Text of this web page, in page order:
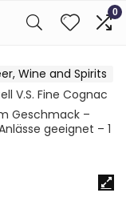
0
Wine and Spirits
V.S. Fine Cognac
Geschmack –
geeignet – 1